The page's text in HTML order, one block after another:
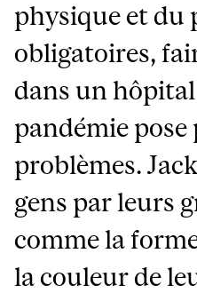
physique et du
obligatoires,
dans un
pandémie
problèmes.
gens par leurs
comme la
la couleur de